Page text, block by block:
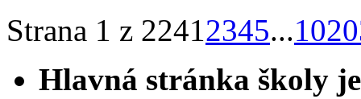
Strana 1 z 22412345...1020
Hlavná stránka školy